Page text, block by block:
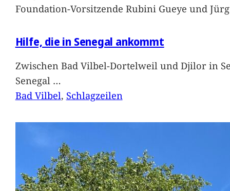
Foundation-Vorsitzende Rubini Gueye und
Hilfe, die in Senegal ankommt
Zwischen Bad Vilbel-Dortelweil und Djilor in
Senegal …
Bad Vilbel, Schlagzeilen